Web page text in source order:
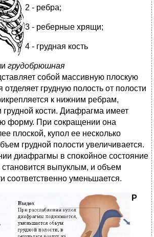
2 - ребра;
3 - реберные хрящи;
4 - грудная кость
грудобрюшная
собой массивную плоскую
грудную полость от полости
к нижним ребрам,
грудной кости. Диафрагма имеет
форму. При сокращении она
плоской, купол ее несколько
грудной полости увеличивается.
диафрагмы в спокойное состояние
становится выпуклым, и объем
соответственно уменьшается.
Р